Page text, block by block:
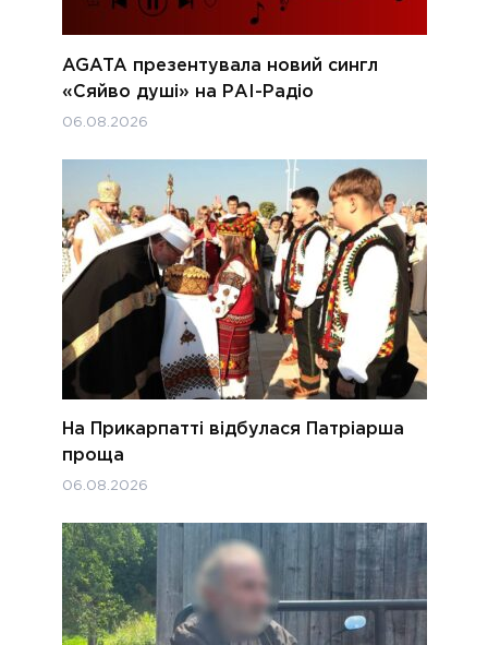
AGATA презентувала новий сингл
«Сяйво душі» на РАІ-Радіо
06.08.2026
На Прикарпатті відбулася Патріарша
проща
06.08.2026